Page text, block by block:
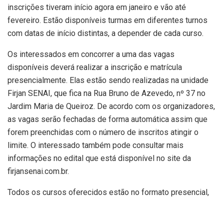
inscrições tiveram início agora em janeiro e vão até
fevereiro. Estão disponíveis turmas em diferentes turnos
com datas de início distintas, a depender de cada curso.
Os interessados em concorrer a uma das vagas
disponíveis deverá realizar a inscrição e matrícula
presencialmente. Elas estão sendo realizadas na unidade
Firjan SENAI, que fica na Rua Bruno de Azevedo, nº 37 no
Jardim Maria de Queiroz. De acordo com os organizadores,
as vagas serão fechadas de forma automática assim que
forem preenchidas com o número de inscritos atingir o
limite. O interessado também pode consultar mais
informações no edital que está disponível no site da
firjansenai.com.br.
Todos os cursos oferecidos estão no formato presencial,